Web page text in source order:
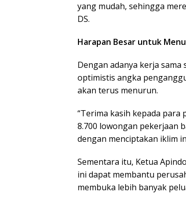
yang mudah, sehingga
DS.
Harapan Besar untuk
Dengan adanya kerja
optimistis angka
akan terus menurun.
“Terima kasih kepada
8.700 lowongan pekerjaan
dengan menciptakan iklim
Sementara itu, Ketua
ini dapat membantu
membuka lebih banyak